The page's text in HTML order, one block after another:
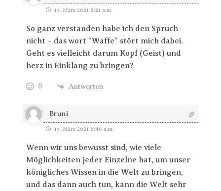
13. März 2021 8:21 a.m.
So ganz verstanden habe ich den Spruch
nicht – das wort “Waffe” stört mich dabei.
Geht es vielleicht darum Kopf (Geist) und
herz in Einklang zu bringen?
0 Antworten
Bruni
13. März 2021 6:46 a.m.
Wenn wir uns bewusst sind, wie viele
Möglichkeiten jeder Einzelne hat, um unser
königliches Wissen in die Welt zu bringen,
und das dann auch tun, kann die Welt sehr